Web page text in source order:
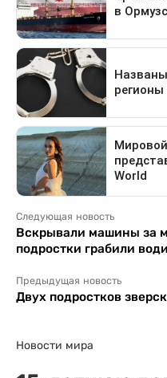
Следующая новость
Вскрывали машины за
подростки грабили
Предыдущая новость
Двух подростков
Новости мира